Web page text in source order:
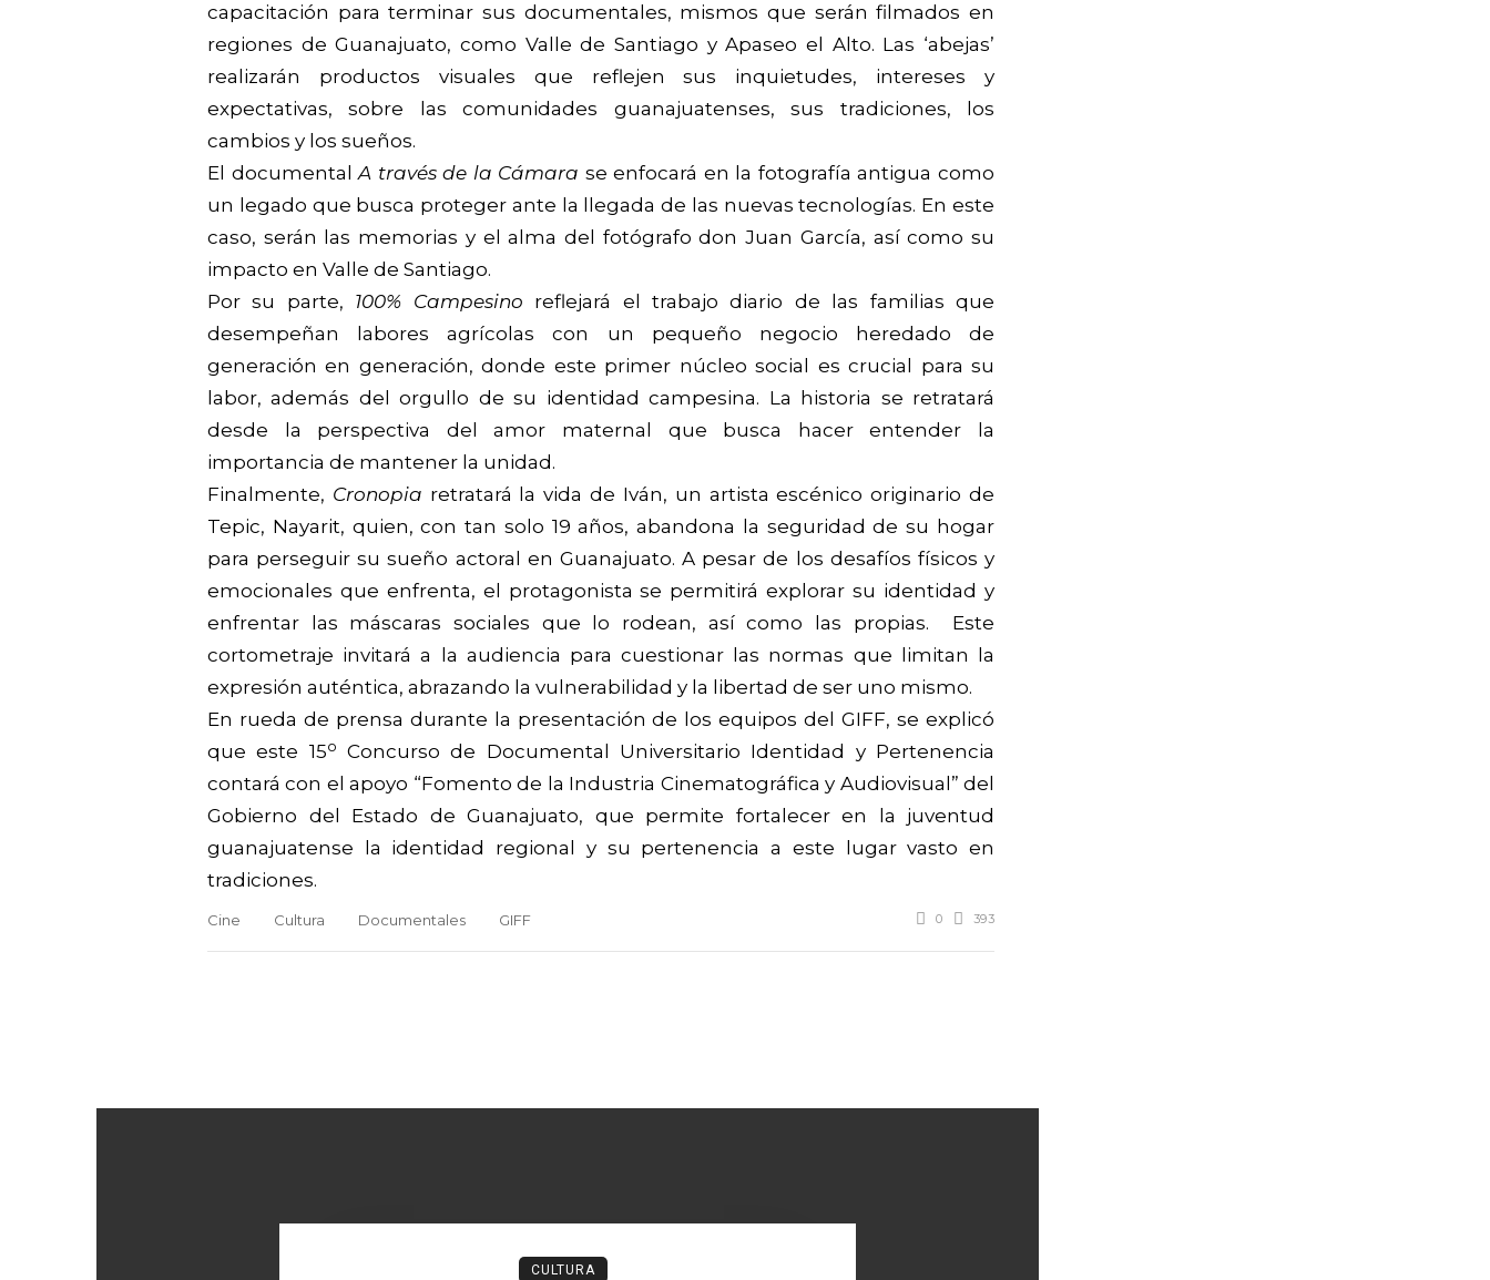
capacitación para terminar sus documentales, mismos que serán filmados en
regiones de Guanajuato, como Valle de Santiago y Apaseo el Alto. Las ‘abejas’
realizarán productos visuales que reflejen sus inquietudes, intereses y
expectativas, sobre las comunidades guanajuatenses, sus tradiciones, los
cambios y los sueños.
El documentalA través de la Cámara se enfocará en la fotografía antigua como
un legado que busca proteger ante la llegada de las nuevas tecnologías. En este
caso, serán las memorias y el alma del fotógrafo don Juan García, así como su
impacto en Valle de Santiago.
Por su parte, 100% Campesino reflejará el trabajo diario de las familias que
desempeñan labores agrícolas con un pequeño negocio heredado de
generación en generación, donde este primer núcleo social es crucial para su
labor, además del orgullo de su identidad campesina. La historia se retratará
desde la perspectiva del amor maternal que busca hacer entender la
importancia de mantener la unidad.
Finalmente, Cronopia retratará la vida de Iván, un artista escénico originario de
Tepic, Nayarit, quien, con tan solo 19 años, abandona la seguridad de su hogar
para perseguir su sueño actoral en Guanajuato. A pesar de los desafíos físicos y
emocionales que enfrenta, el protagonista se permitirá explorar su identidad y
enfrentar las máscaras sociales que lo rodean, así como las propias. Este
cortometraje invitará a la audiencia para cuestionar las normas que limitan la
expresión auténtica, abrazando la vulnerabilidad y la libertad de ser uno mismo.
En rueda de prensa durante la presentación de los equipos del GIFF, se explicó
que este 15o
Concurso de Documental Universitario Identidad y Pertenencia
contará con el apoyo “Fomento de la Industria Cinematográfica y Audiovisual” del
Gobierno del Estado de Guanajuato, que permite fortalecer en la juventud
guanajuatense la identidad regional y su pertenencia a este lugar vasto en
tradiciones.
Cine Cultura Documentales GIFF 0 393
CULTURA